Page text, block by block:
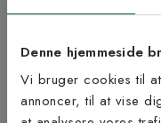
Denne hjemmeside
Vi bruger cookies til
annoncer, til at vise
Åbent køb og returret
mål.